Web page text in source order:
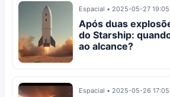
Espacial • 2025-05-27 19:05
Após duas
do Starship:
ao alcance?
Espacial • 2025-05-26 17:05